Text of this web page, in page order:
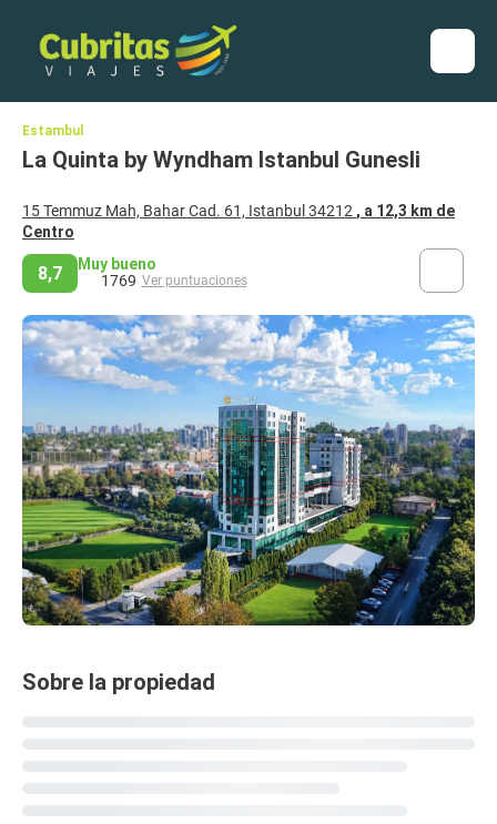
Estambul
La Quinta by Wyndham Istanbul Gunesli
15 Temmuz Mah, Bahar Cad. 61, Istanbul 34212 , a 12,3 km de
Centro
8,7
Muy bueno
1769 Ver puntuaciones
Sobre la propiedad